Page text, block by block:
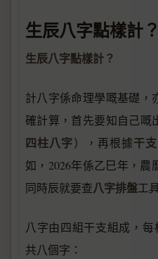
生辰八字點樣計？
生辰八字點樣計？
計八字係命理學嘅基礎，
確計算，首先要知自己嘅
四柱八字），再根據干支
如，2026年係乙巳年，農
同時辰就要查八字排盤工
八字由四組干支組成，每
共八個字：